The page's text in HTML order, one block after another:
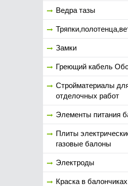
Ведра тазы
Замки
Греющий кабель
Стройматериалы
отделочных работ
Элементы питания
Плиты
газовые балоны
Электроды
Краска в балончиках